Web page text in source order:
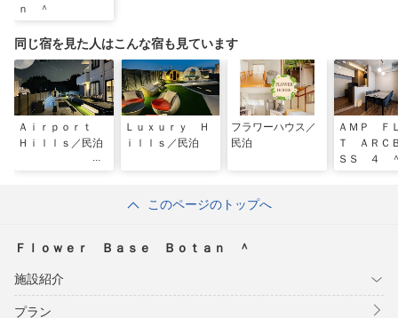
ｎ ＾
同じ宿を見た人はこんな宿も見ています
Ａｉｒｐｏｒｔ
Ｈｉｌｌｓ／民泊
Ｌｕｘｕｒｙ Ｈ
ｉｌｌｓ／民泊
フラワーハウス／
民泊
ＡＭＰ Ｆ
Ｔ ＡＲＣ
ＳＳ ４
このページのトップへ
Ｆｌｏｗｅｒ Ｂａｓｅ Ｂｏｔａｎ ＾
施設紹介
プラン